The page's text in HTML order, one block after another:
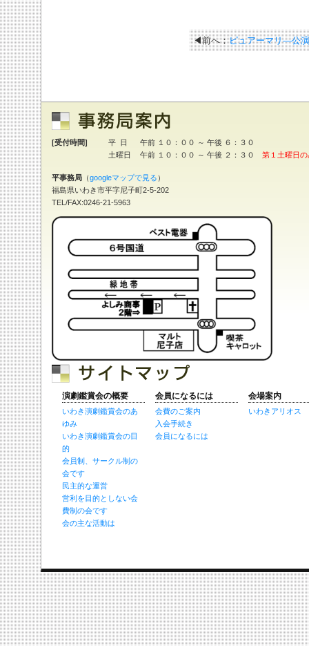
◀前へ：ピュアーマリ―公
[受付時間] 平 日
午前 １０：００ ～ 午後 ６：３０
土曜日
午前 １０：００ ～ 午後 ２：３０ 第１土曜日
平事務局 （googleマップで見る ）
福島県いわき市平字尼子町2-5-202
TEL/FAX:0246-21-5963
演劇鑑賞会の概要
いわき演劇鑑賞会のあ
ゆみ
いわき演劇鑑賞会の目
的
会員制、サークル制の
会です
民主的な運営
営利を目的としない会
費制の会です
会の主な活動は
会員になるには
会費のご案内
入会手続き
会員になるには
会場案内
いわきアリオス